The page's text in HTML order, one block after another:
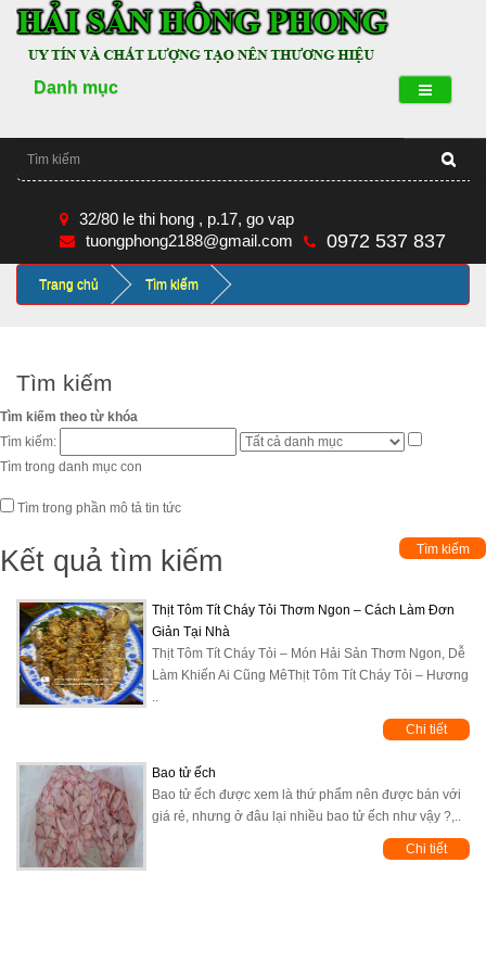
Danh mục
32/80 le thi hong , p.17, go vap
tuongphong2188@gmail.com
0972 537 837
Trang chủ Tìm kiếm
Tìm kiếm
Tìm kiếm theo từ khóa
Tìm kiếm:
Tìm trong danh mục con
Tìm trong phần mô tả tin tức
Kết quả tìm kiếm
Thịt Tôm Tít Cháy Tỏi Thơm Ngon – Cách Làm Đơn
Giản Tại Nhà
Thịt Tôm Tít Cháy Tỏi – Món Hải Sản Thơm Ngon, Dễ
Làm Khiến Ai Cũng MêThịt Tôm Tít Cháy Tỏi – Hương
..
Chi tiết
Bao tử ếch
Bao tử ếch được xem là thứ phẩm nên được bán với
giá rẻ, nhưng ở đâu lại nhiều bao tử ếch như vậy ?,..
Chi tiết